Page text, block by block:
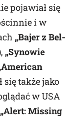
pojawiał się
i w
„Bajer z Bel-
, „Synowie
się także jako
w USA
„Alert: Missing